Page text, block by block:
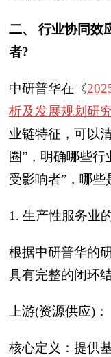
二、 行业协同效
者?
中研普华在《
析及发展规划研
业链特征，可以
圈”‍，明确哪些行
受影响者”‍，哪些
1. 生产性服务业
根据中研普华的
具有完整的闭环结
上游(资源供应)‍：
核心定义：提供